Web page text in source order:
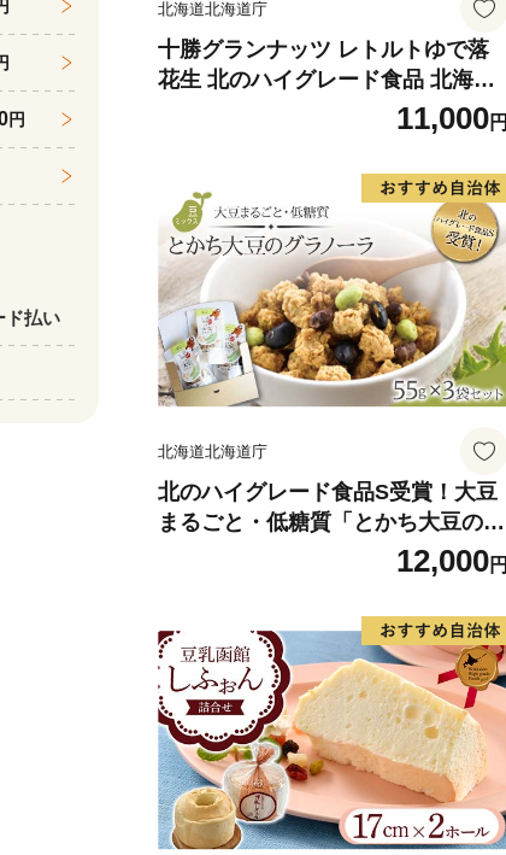
北海道北海道庁
十勝グランナッツ レトルトゆで落
花生 北のハイグレード食品 北海道
産 ピーナッツ 栄養機能食品 スパー
フード おつまみ おやつ お土産 F6S
11,000円
北海道北海道庁
北のハイグレード食品S受賞！大豆
まるごと・低糖質「とかち大豆のグ
ラノーラ」豆ミックス55ｇ×3Pセッ
12,000円
円
ド払い